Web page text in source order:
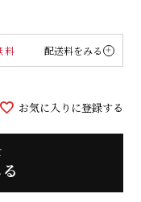
料 配送料をみる
お気に入りに登録する